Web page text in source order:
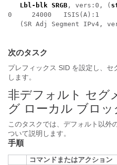
Lbl-blk SRGB , vers:0, (
0     24000
(SR Adj Segment IPv4,
次のタスク
プレフィックス SID を設定し、セ
します。
非デフォルト セグ
グ ローカル ブロッ
このタスクでは、デフォルト以外
ついて説明します。
手順
コマンドまたはアクション